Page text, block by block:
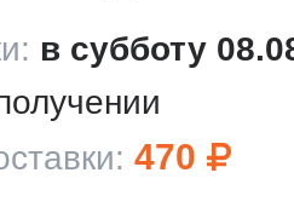
в субботу
470